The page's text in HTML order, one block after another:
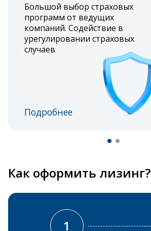
Большой выбор страховых
программ от ведущих
компаний. Содействие в
урегулировании страховых
случаев
Подробнее
Как оформить лизинг?
1